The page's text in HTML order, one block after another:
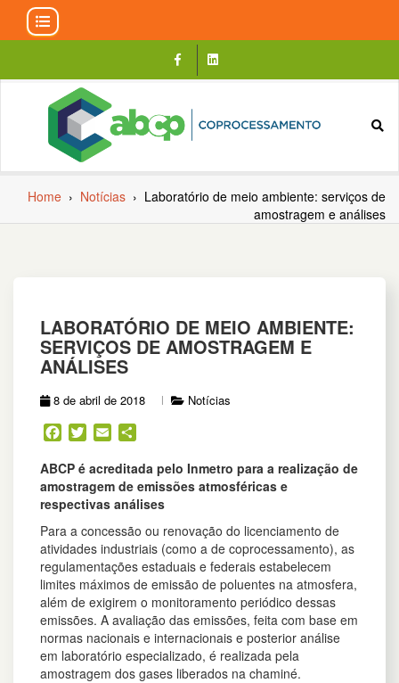
content
Home › Notícias › Laboratório de meio ambiente: serviços de
amostragem e análises
LABORATÓRIO DE MEIO AMBIENTE:
SERVIÇOS DE AMOSTRAGEM E
ANÁLISES
8 de abril de 2018 Notícias
Facebook
TwitterEmail
ABCP é acreditada pelo Inmetro para a realização de
amostragem de emissões atmosféricas e
respectivas análises
Para a concessão ou renovação do licenciamento de
atividades industriais (como a de coprocessamento), as
regulamentações estaduais e federais estabelecem
limites máximos de emissão de poluentes na atmosfera,
além de exigirem o monitoramento periódico dessas
emissões. A avaliação das emissões, feita com base em
normas nacionais e internacionais e posterior análise
em laboratório especializado, é realizada pela
amostragem dos gases liberados na chaminé.